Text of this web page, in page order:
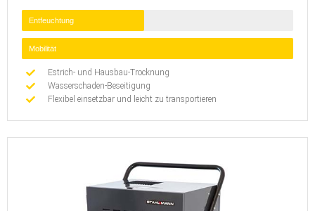
Entfeuchtung
Mobilität
Estrich- und Hausbau-Trocknung
Wasserschaden-Beseitigung
Flexibel einsetzbar und leicht zu transportieren